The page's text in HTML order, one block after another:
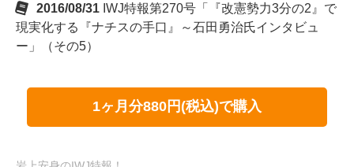
2016/08/31 IWJ特報第270号「『改憲勢力3分の2』で
現実化する『ナチスの手口』～石田勇治氏インタビュ
ー」（その5）
1ヶ月分880円(税込)で購入